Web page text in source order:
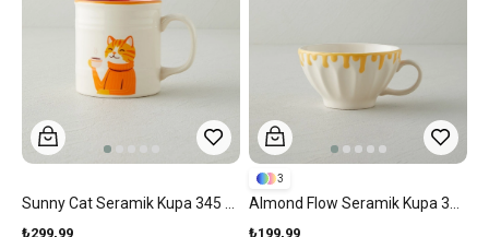
₺299,99 ₺199,99
3